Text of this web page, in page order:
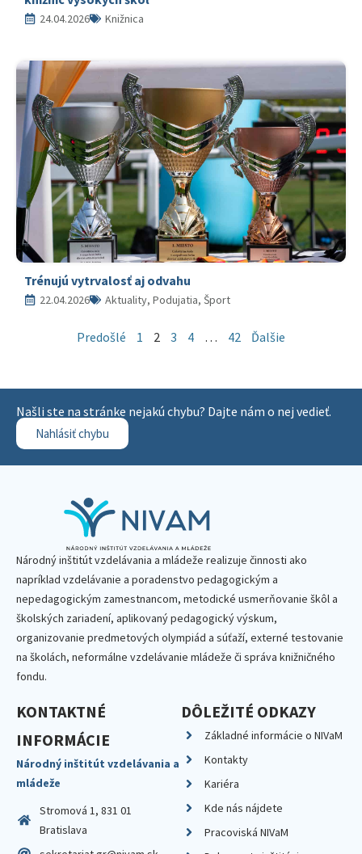
24.04.2026 Knižnica
Trénujú vytrvalosť aj odvahu
22.04.2026 Aktuality, Podujatia, Šport
Predošlé 1 2 3 4 … 42 Ďalšie
Našli ste na stránke nejakú chybu? Dajte nám o nej vedieť.
Nahlásiť chybu
Národný inštitút vzdelávania a mládeže realizuje činnosti ako
napríklad vzdelávanie a poradenstvo pedagogickým a
nepedagogickým zamestnancom, metodické usmerňovanie škôl a
školských zariadení, aplikovaný pedagogický výskum,
organizovanie predmetových olympiád a súťaží, externé testovanie
na školách, neformálne vzdelávanie mládeže či správa knižničného
fondu.
KONTAKTNÉ
INFORMÁCIE
Národný inštitút vzdelávania a
mládeže
Stromová 1, 831 01
Bratislava
DÔLEŽITÉ ODKAZY
Základné informácie o NIVaM
Kontakty
Kariéra
Kde nás nájdete
Pracoviská NIVaM